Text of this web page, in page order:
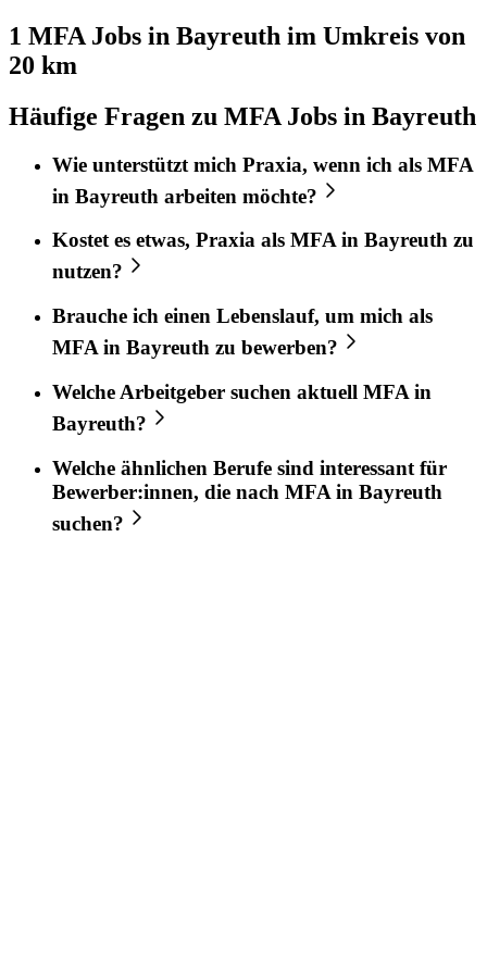
1 MFA Jobs in Bayreuth im Umkreis von
20 km
Häufige Fragen zu MFA Jobs in Bayreuth
Wie unterstützt mich Praxia, wenn ich als MFA
in Bayreuth arbeiten möchte?
Kostet es etwas, Praxia als MFAin Bayreuth zu
nutzen?
Brauche ich einen Lebenslauf, um mich als
MFA in Bayreuth zu bewerben?
Welche Arbeitgeber suchen aktuell MFA in
Bayreuth?
Welche ähnlichen Berufe sind interessant für
Bewerber:innen, die nach MFA in Bayreuth
suchen?